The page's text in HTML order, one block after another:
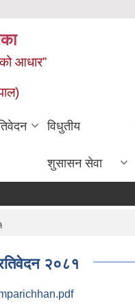
आधार”
विधुतीय
शुसासन सेवा
२०८१